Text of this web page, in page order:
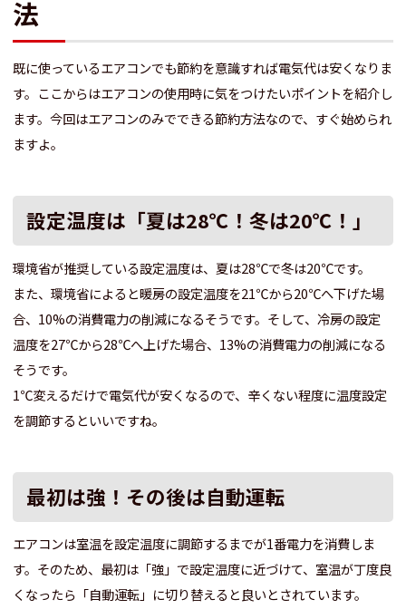
法
既に使っているエアコンでも節約を意識すれば電気代は安くなりま
す。ここからはエアコンの使用時に気をつけたいポイントを紹介し
ます。今回はエアコンのみでできる節約方法なので、すぐ始められ
ますよ。
設定温度は「夏は28℃！冬は20℃！」
環境省が推奨している設定温度は、夏は28℃で冬は20℃です。
また、環境省によると暖房の設定温度を21℃から20℃へ下げた場
合、10%の消費電力の削減になるそうです。そして、冷房の設定
温度を27℃から28℃へ上げた場合、13%の消費電力の削減になる
そうです。
1℃変えるだけで電気代が安くなるので、辛くない程度に温度設定
を調節するといいですね。
最初は強！その後は自動運転
エアコンは室温を設定温度に調節するまでが1番電力を消費しま
す。そのため、最初は「強」で設定温度に近づけて、室温が丁度良
くなったら「自動運転」に切り替えると良いとされています。